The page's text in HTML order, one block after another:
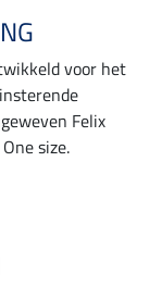
voor het
Felix
size.